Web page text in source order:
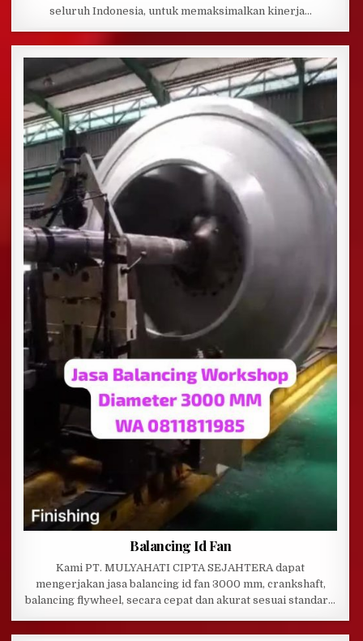
seluruh Indonesia, untuk memaksimalkan kinerja…
Balancing Id Fan
Kami PT. MULYAHATI CIPTA SEJAHTERA dapat
mengerjakan jasa balancing id fan 3000 mm, crankshaft,
balancing flywheel, secara cepat dan akurat sesuai standar…